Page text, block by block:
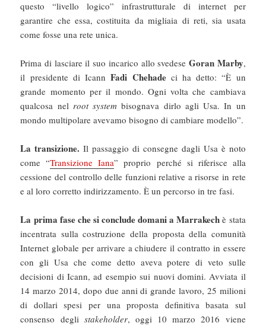
questo “livello logico” infrastrutturale di internet per
garantire che essa, costituita da migliaia di reti, sia usata
come fosse una rete unica.
Prima di lasciare il suo incarico allo svedese Goran Marby,
il presidente di IcannFadi Chehadeci ha detto: “È un
grande momento per il mondo. Ogni volta che cambiava
qualcosa nel root system bisognava dirlo agli Usa. In un
mondo multipolare avevamo bisogno di cambiare modello”.
La transizione. Il passaggio di consegne dagli Usa è noto
come “Transizione Iana” proprio perché si riferisce alla
cessione del controllo delle funzioni relative a risorse in rete
e al loro corretto indirizzamento. È un percorso in tre fasi.
La prima fase che si conclude domani a Marrakech è stata
incentrata sulla costruzione della proposta della comunità
Internet globale per arrivare a chiudere il contratto in essere
con gli Usa che come detto aveva potere di veto sulle
decisioni di Icann, ad esempio sui nuovi domini. Avviata il
14 marzo 2014, dopo due anni di grande lavoro, 25 milioni
di dollari spesi per una proposta definitiva basata sul
consenso degli stakeholder, oggi 10 marzo 2016 viene